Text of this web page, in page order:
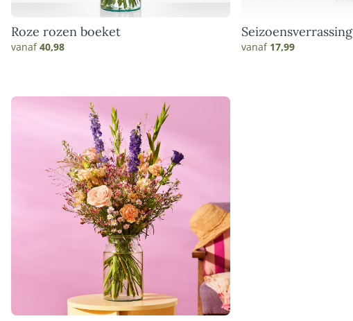
Roze rozen boeket
vanaf40,98
Seizoensverrassing
vanaf 17,99